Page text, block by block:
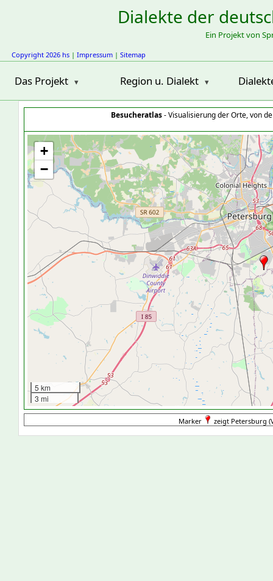
Dialekte der
Ein Projekt von
Copyright 2026 hs | Impressum | Sitemap
Das Projekt Region u. Dialekt
Besucheratlas- Visualisierung der Orte, von
+
−
5 km
3 mi
Marker zeigt Petersburg